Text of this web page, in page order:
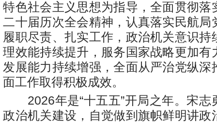
特色社会主义思想为指导，全面贯彻落
二十届历次全会精神，认真落实民航局
履职尽责、扎实工作，政治机关意识持
理效能持续提升，服务国家战略更加有
发展能力持续增强，全面从严治党纵深
面工作取得积极成效。
2026年是“十五五”开局之年。宋志
政治机关建设，自觉做到旗帜鲜明讲政